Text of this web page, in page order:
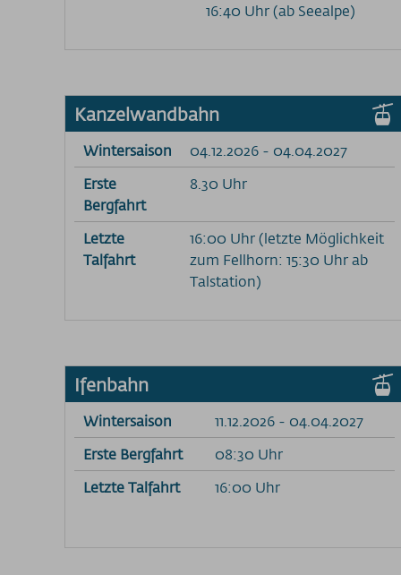
16:40 Uhr (ab Seealpe)
Kanzelwandbahn
Wintersaison
04.12.2026 - 04.04.2027
Erste
Bergfahrt
8.30 Uhr
Letzte
Talfahrt
16:00 Uhr (letzte Möglichkeit
zum Fellhorn: 15:30 Uhr ab
Talstation)
Ifenbahn
Wintersaison
11.12.2026 - 04.04.2027
Erste Bergfahrt
08:30 Uhr
Letzte Talfahrt
16:00 Uhr